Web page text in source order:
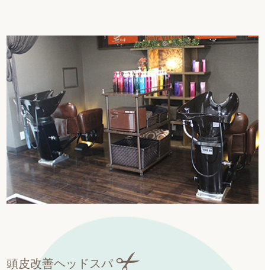
頭皮改善ヘッドスパ